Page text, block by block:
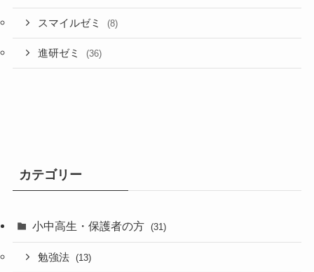
スマイルゼミ (8)
進研ゼミ (36)
カテゴリー
小中高生・保護者の方 (31)
勉強法 (13)